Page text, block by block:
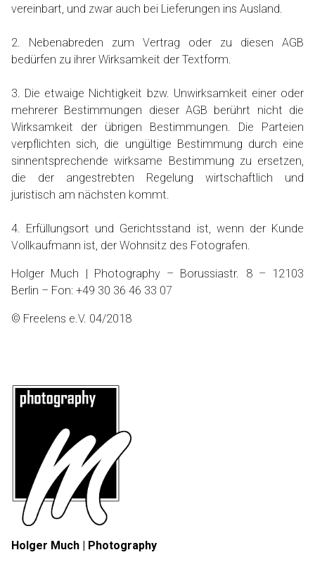
vereinbart, und zwar auch bei Lieferungen ins Ausland.
2. Nebenabreden zum Vertrag oder zu diesen AGB
bedürfen zu ihrer Wirksamkeit der Textform.
3. Die etwaige Nichtigkeit bzw. Unwirksamkeit einer oder
mehrerer Bestimmungen dieser AGB berührt nicht die
Wirksamkeit der übrigen Bestimmungen. Die Parteien
verpflichten sich, die ungültige Bestimmung durch eine
sinnentsprechende wirksame Bestimmung zu ersetzen,
die der angestrebten Regelung wirtschaftlich und
juristisch am nächsten kommt.
4. Erfüllungsort und Gerichtsstand ist, wenn der Kunde
Vollkaufmann ist, der Wohnsitz des Fotografen.
Holger Much | Photography – Borussiastr. 8 – 12103
Berlin – Fon: +49 30 36 46 33 07
© Freelens e.V. 04/2018
Holger Much | Photography